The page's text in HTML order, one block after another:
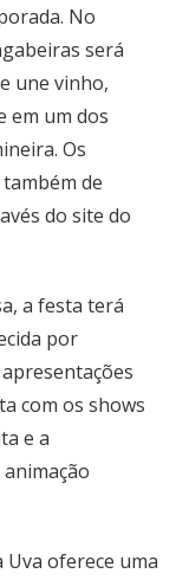
No
será
une vinho,
em um dos
Os
de
do site do
a festa terá
por
com os shows
e a
Uva oferece uma